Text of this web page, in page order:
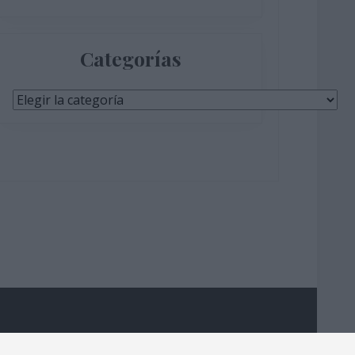
Categorías
Categorías